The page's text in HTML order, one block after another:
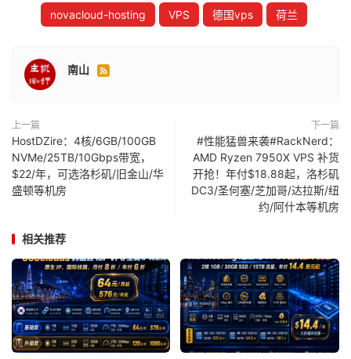
novacloud-hosting VPS 德国vps 荷兰
南山 
上一篇
HostDZire：4核/6GB/100GB
NVMe/25TB/10Gbps带宽，
$22/年，可选洛杉矶/旧金山/华
盛顿等机房
下一篇
#性能猛兽来袭#RackNerd：
AMD Ryzen 7950X VPS 补货
开抢！年付$18.88起，洛杉矶
DC3/圣何塞/芝加哥/达拉斯/纽
约/阿什本等机房
相关推荐